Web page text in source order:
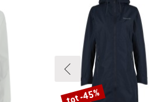
Korting
tot -45%